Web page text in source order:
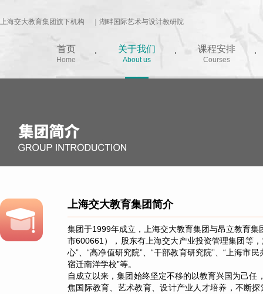
上海交大教育集团旗下机构 ｜湖畔国际艺术与设计教研院
首页
Home
关于我们
About us
课程安排
Courses
上海交大教育集团简介
集团于1999年成立，上海交大教育集团与昂立教育
市600661），股东有上海交大产业投资管理集团等
心”、“高净值研究院”、“干部教育研究院”、“上海市
宿迁南洋学校”等。
自成立以来，集团始终坚定不移的以教育兴国为己任
焦国际教育、艺术教育、设计产业人才培养，不断